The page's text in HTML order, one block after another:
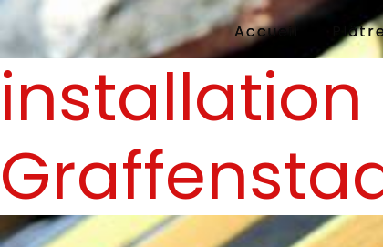
Accueil
installation
Panneau de gestion des cookies